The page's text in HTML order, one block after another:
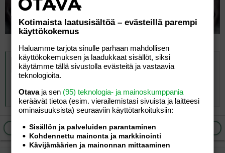
Liian pornoja palomiehiä – Pelastakaa Lapset: Ei kiitos
Pelastakaa Lapset ry:n mukaan lahjoituksesta
kieltäytyminen pohjautuu kattojärjestön kansainvälisiin
www.iltalehti.fi
Ilmoita asiaton viesti
Kotimaista laatusisältöä – evästeillä parempi
käyttökokemus
Haluamme tarjota sinulle parhaan mahdollisen
käyttökokemuksen ja laadukkaat sisällöt, siksi
käytämme tällä sivustolla evästeitä ja vastaavia
teknologioita.
Otavaja sen (95) teknologia- ja mainoskumppania
keräävät tietoa (esim. vierailemis­tasi sivuista ja laitteesi
ominaisuuk­sista) seuraaviin käyttötarkoituksiin:
Sisällön ja palveluiden parantaminen
Kohdennettu mainonta ja markkinointi
Kävijämäärien ja mainonnan mittaaminen